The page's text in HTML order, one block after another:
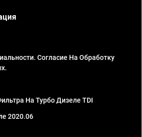
Согласие На Обработку
На Турбо Дизеле TDI
2020.06